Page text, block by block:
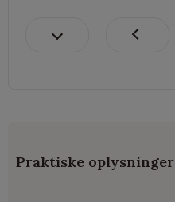
Praktiske oplysninger